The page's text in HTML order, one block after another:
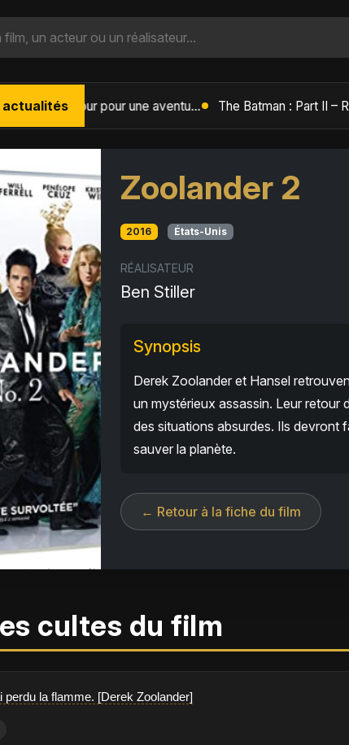
actualités L'Âge de Glace : Le Réveil du Volcan – Manny, Sid et Diego de retour pour une aventure explosive
Zoolander 2
2016 États-Unis
RÉALISATEUR
Ben Stiller
Synopsis
Derek Zoolander et Hansel
un mystérieux assassin. Leur retour
des situations absurdes. Ils devront
sauver la planète.
← Retour à la fiche du film
cultes du film
perdu la flamme. [Derek Zoolander]